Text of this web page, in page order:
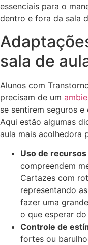
essenciais para o
dentro e fora da sala
sala de
Alunos com
precisam de um
se sentirem seguros
Aqui estão algumas
aula mais acolhedora
Uso de
compreendem
Cartazes com
representando
fazer uma
o que esperar
Controle de
fortes ou